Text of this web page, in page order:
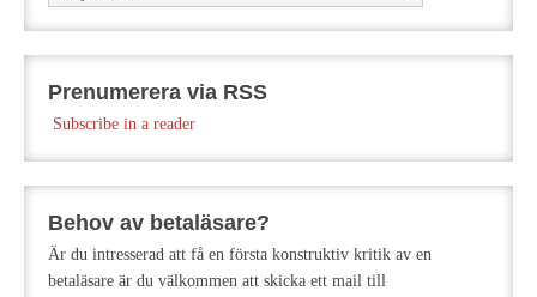
Prenumerera via RSS
Subscribe in a reader
Behov av betaläsare?
Är du intresserad att få en första konstruktiv kritik av en
betaläsare är du välkommen att skicka ett mail till